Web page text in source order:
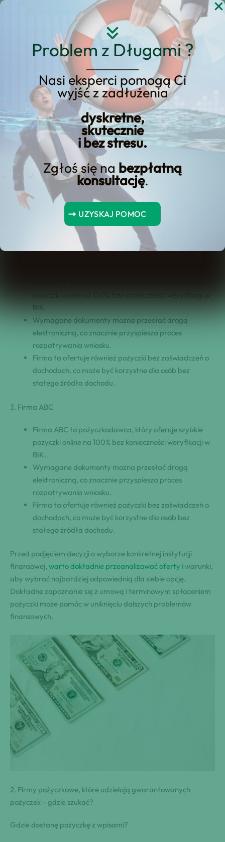
Problem z Długami ?
Nasi eksperci pomogą Ci
wyjść z zadłużenia
dyskretne,
skutecznie
i bez stresu.
Zgłoś się na bezpłatną
konsultację.
UZYSKAJ POMOC
Przejdź
Sprawdź, gdzie szybko i
łatwo otrzymać
potrzebną gotówkę!
Wymagane dokumenty można przesłać drogą
elektroniczną, co znacznie przyspiesza proces ⁢rozpatrywania
Bank ten ⁢ofertuje również ⁢pożyczki bez BIK, co może być
korzystne dla osób z negatywną historią kredytową.
BIK.
Wymagane dokumenty można przesłać drogą
elektroniczną, co znacznie przyspiesza proces
⁢rozpatrywania wniosku.
Firma ta ⁢ofertuje również ⁢pożyczki bez zaświadczeń o
dochodach, co może być korzystne dla osób bez
stałego źródła dochodu.
3.‍ Firma ABC
Firma ABC to ⁢pożyczkodawca, który oferuje szybkie
⁢pożyczki online na 100% bez konieczności weryfikacji w
BIK.
Wymagane dokumenty można przesłać drogą
elektroniczną, co znacznie przyspiesza proces
⁢rozpatrywania wniosku.
Firma ta ⁢ofertuje również ⁢pożyczki bez zaświadczeń o
dochodach, co może być korzystne dla osób bez
stałego źródła dochodu.
Przed podjęciem decyzji o wyborze konkretnej instytucji
finansowej, warto dokładnie przeanalizować oferty i warunki,
aby wybrać najbardziej odpowiednią dla siebie opcję.
Dokładne zapoznanie się z umową i terminowym spłaceniem
pożyczki może pomóc w uniknięciu dalszych problemów
finansowych.
2. Firmy pożyczkowe, które udzielają gwarantowanych
pożyczek – ⁤gdzie szukać?
Gdzie dostanę pożyczkę z wpisami?